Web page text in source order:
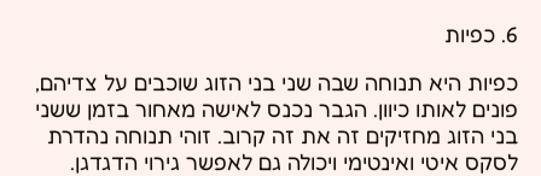
6. כפיות
כפיות היא תנוחה שבה שני בני הזוג שוכבים על צדיהם,
פונים לאותו כיוון. הגבר נכנס לאישה מאחור בזמן ששני
בני הזוג מחזיקים זה את זה קרוב. זוהי תנוחה נהדרת
לסקס איטי ואינטימי ויכולה גם לאפשר גירוי הדגדגן.